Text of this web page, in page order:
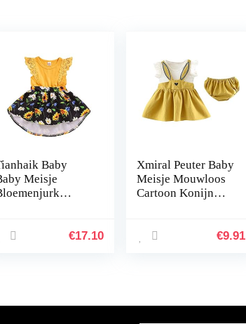
Baby
Meisje
Casual Jurk voor
€17.10
Xmiral Peuter Baby
Meisje Mouwloos
Cartoon Konijn
Jurken
€9.91